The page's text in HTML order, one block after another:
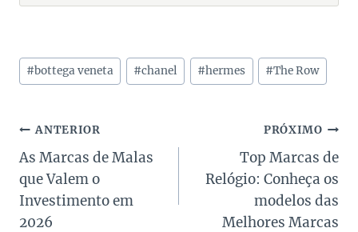
Tags
do
#bottega veneta #chanel #hermes #The Row
Navegação
de
Post
ANTERIOR
As Marcas de Malas
que Valem o
Investimento em
2026
PRÓXIMO
Top Marcas de
Relógio: Conheça os
modelos das
Melhores Marcas